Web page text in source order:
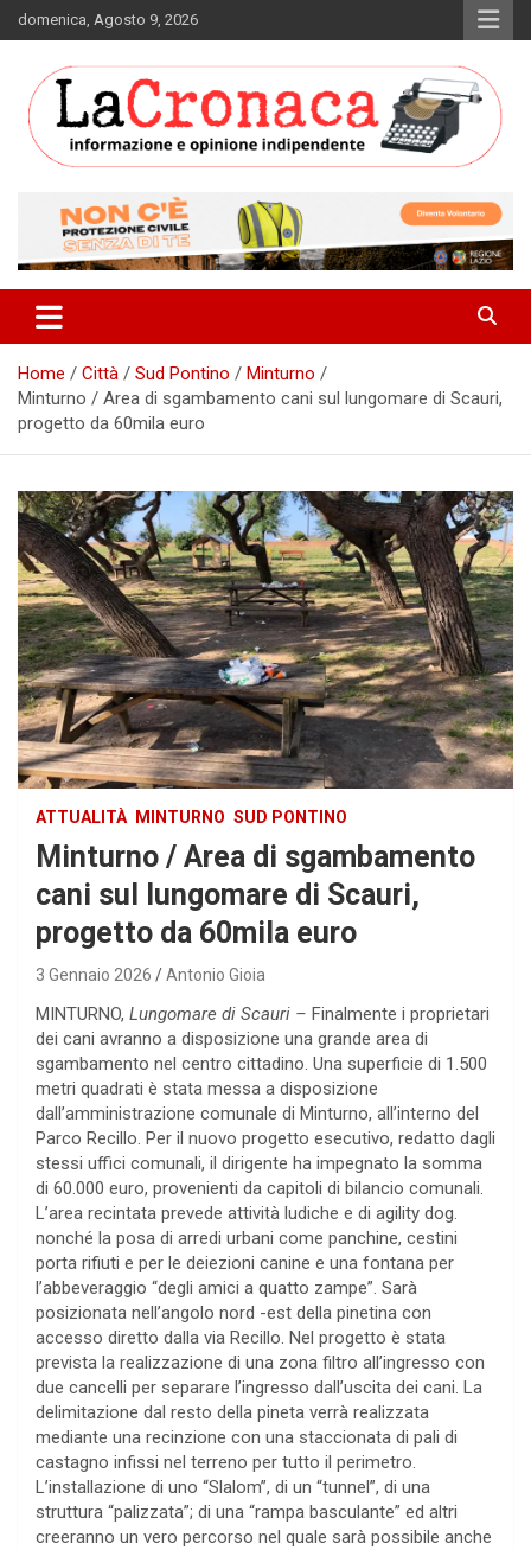
Skip
to
domenica, Agosto 9, 2026
La Cronaca Quotidiano
Home Città Sud Pontino
Minturno
Minturno / Area di sgambamento cani sul lungomare di Scauri,
progetto da 60mila euro
ATTUALITÀ MINTURNO SUD PONTINO
Minturno / Area di sgambamento
cani sul lungomare di Scauri,
progetto da 60mila euro
3 Gennaio 2026 Antonio Gioia
MINTURNO, Lungomare di Scauri – Finalmente i proprietari
dei cani avranno a disposizione una grande area di
sgambamento nel centro cittadino. Una superficie di 1.500
metri quadrati è stata messa a disposizione
dall’amministrazione comunale di Minturno, all’interno del
Parco Recillo. Per il nuovo progetto esecutivo, redatto dagli
stessi uffici comunali, il dirigente ha impegnato la somma
di 60.000 euro, provenienti da capitoli di bilancio comunali.
L’area recintata prevede attività ludiche e di agility dog.
nonché la posa di arredi urbani come panchine, cestini
porta rifiuti e per le deiezioni canine e una fontana per
l’abbeveraggio “degli amici a quatto zampe”. Sarà
posizionata nell’angolo nord -est della pinetina con
accesso diretto dalla via Recillo. Nel progetto è stata
prevista la realizzazione di una zona filtro all’ingresso con
due cancelli per separare l’ingresso dall’uscita dei cani. La
delimitazione dal resto della pineta verrà realizzata
mediante una recinzione con una staccionata di pali di
castagno infissi nel terreno per tutto il perimetro.
L’installazione di uno “Slalom”, di un “tunnel”, di una
struttura “palizzata”; di una “rampa basculante” ed altri
creeranno un vero percorso nel quale sarà possibile anche